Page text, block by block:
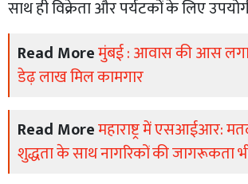
साथ ही विक्रेता और पर्यटकों के लिए
Read Moreमुंबई : आवास की आस
डेढ़ लाख मिल कामगार
Read Moreमहाराष्ट्र में एसआईआर:
शुद्धता के साथ नागरिकों की जागरूकता